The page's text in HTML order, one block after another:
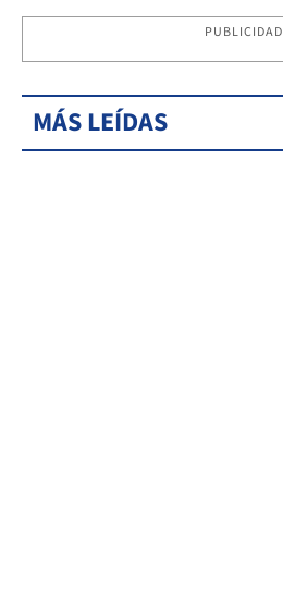
PUBLICIDAD
MÁS LEÍDAS